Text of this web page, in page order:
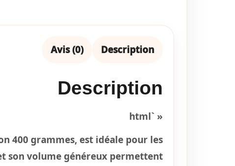
Description
Avis (0)
Description
« `html
400 grammes, est idéale pour les
son volume généreux permettent